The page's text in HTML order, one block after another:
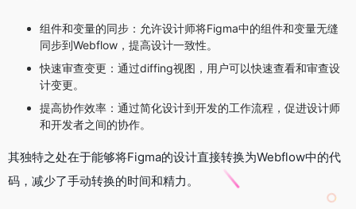
组件和变量的同步：允许设计师将Figma中的组件和变量无缝
同步到Webflow，提高设计一致性。
快速审查变更：通过diffing视图，用户可以快速查看和审查设
计变更。
提高协作效率：通过简化设计到开发的工作流程，促进设计师
和开发者之间的协作。
其独特之处在于能够将Figma的设计直接转换为Webflow中的代
码，减少了手动转换的时间和精力。